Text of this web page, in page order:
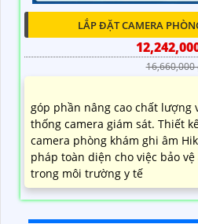
LẮP ĐẶT CAMERA
16,660,000
góp phần nâng cao chất lượng
thống camera giám sát. Thiết
camera phòng khám ghi âm
pháp toàn diện cho việc bảo
trong môi trường y tế